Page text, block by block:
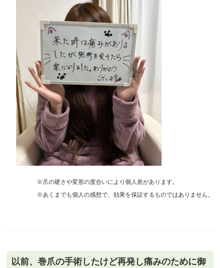
※爪の硬さや変形の度合いにより個人差があります。
※あくまでも個人の感想で、効果を保証するものではありません。
以前、巻爪の手術したけど再発し痛みのために御